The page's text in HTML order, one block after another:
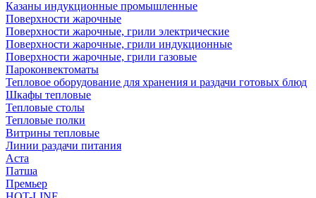
Казаны индукционные промышленные
Поверхности жарочные
Поверхности жарочные, грили электрические
Поверхности жарочные, грили индукционные
Поверхности жарочные, грили газовые
Пароконвектоматы
Тепловое оборудование для хранения и раздачи готовых блюд
Шкафы тепловые
Тепловые столы
Тепловые полки
Витрины тепловые
Линии раздачи питания
Аста
Патша
Премьер